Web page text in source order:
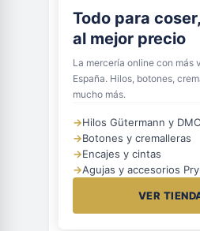
Todo para coser,
al mejor precio
La mercería online con más
España. Hilos, botones,
mucho más.
→Hilos Gütermann y DMC
→Botones y cremalleras
→Encajes y cintas
→Agujas y accesorios
VER